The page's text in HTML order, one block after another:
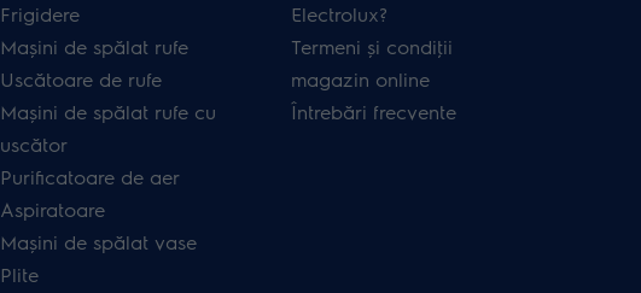
Frigidere
Mașini de spălat rufe
Uscătoare de rufe
Mașini de spălat rufe cu
uscător
Purificatoare de aer
Aspiratoare
Mașini de spălat vase
Plite
Electrolux?
Termeni și condiţii
magazin online
Întrebări frecvente